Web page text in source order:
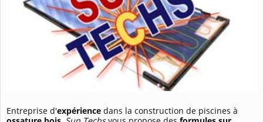
Entreprise d'expérience dans la construction de piscines à